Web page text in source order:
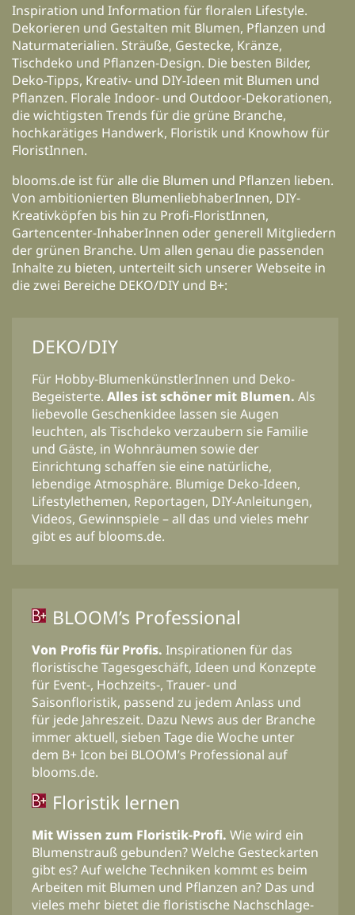
Inspiration und Information für floralen Lifestyle.
Dekorieren und Gestalten mit Blumen, Pflanzen und
Naturmaterialien. Sträuße, Gestecke, Kränze,
Tischdeko und Pflanzen-Design. Die besten Bilder,
Deko-Tipps, Kreativ- und DIY-Ideen mit Blumen und
Pflanzen. Florale Indoor- und Outdoor-Dekorationen,
die wichtigsten Trends für die grüne Branche,
hochkarätiges Handwerk, Floristik und Knowhow für
FloristInnen.
blooms.de ist für alle die Blumen und Pflanzen lieben.
Von ambitionierten BlumenliebhaberInnen, DIY-
Kreativköpfen bis hin zu Profi-FloristInnen,
Gartencenter-InhaberInnen oder generell Mitgliedern
der grünen Branche. Um allen genau die passenden
Inhalte zu bieten, unterteilt sich unserer Webseite in
die zwei Bereiche DEKO/DIY und B+:
DEKO/DIY
Für Hobby-BlumenkünstlerInnen und Deko-
Begeisterte. Alles ist schöner mit Blumen. Als
liebevolle Geschenkidee lassen sie Augen
leuchten, als Tischdeko verzaubern sie Familie
und Gäste, in Wohnräumen sowie der
Einrichtung schaffen sie eine natürliche,
lebendige Atmosphäre. Blumige Deko-Ideen,
Lifestylethemen, Reportagen, DIY-Anleitungen,
Videos, Gewinnspiele – all das und vieles mehr
gibt es auf blooms.de.
BLOOM’s Professional
Von Profis für Profis. Inspirationen für das
floristische Tagesgeschäft, Ideen und Konzepte
für Event-, Hochzeits-, Trauer- und
Saisonfloristik, passend zu jedem Anlass und
für jede Jahreszeit. Dazu News aus der Branche
immer aktuell, sieben Tage die Woche unter
dem B+ Icon bei BLOOM’s Professional auf
blooms.de.
Floristik lernen
Mit Wissen zum Floristik-Profi. Wie wird ein
Blumenstrauß gebunden? Welche Gesteckarten
gibt es? Auf welche Techniken kommt es beim
Arbeiten mit Blumen und Pflanzen an? Das und
vieles mehr bietet die floristische Nachschlage-